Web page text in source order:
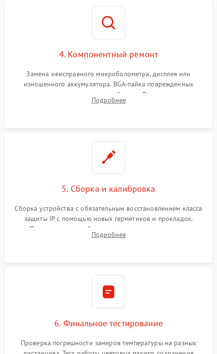
4. Компонентный ремонт
Замена неисправного микроболометра, дисплея или
изношенного аккумулятора. BGA-пайка поврежденных
контроллеров на материнской плате. Восстановление
разъемов и кнопок, замена поврежденных элементов
Подробнее
5. Сборка и калибровка
Сборка устройства с обязательным восстановлением класса
защиты IP с помощью новых герметиков и прокладок.
Программная калибровка матрицы по эталонному
абсолютно черному телу для точного измерения температур.
Подробнее
6. Финальное тестирование
Проверка погрешности замеров температуры на разных